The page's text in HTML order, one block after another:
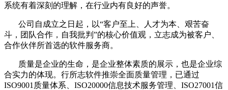
系统有着深刻的理解，在行业内有良好的声誉。
公司自成立之日起，以“客户至上、人才为本、艰苦奋
斗，团队合作 ，自我批判 ”的核心价值观，立志成为被客户、
合作伙伴所首选的软件服务商。
质量是企业的生命，是企业整体素质的展示，也是企业综
合实力的体现。行所志软件推崇全面质量管理，已通过
ISO9001质量体系、ISO20000信息技术服务管理、ISO27001信